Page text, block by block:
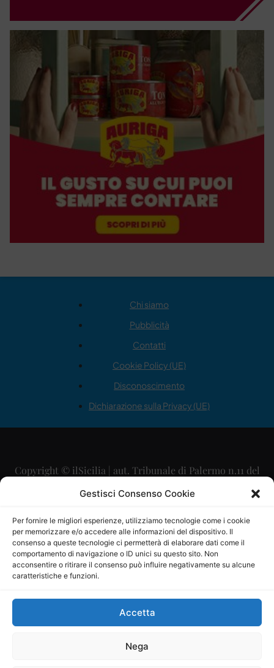
Gestisci Consenso Cookie
Per fornire le migliori esperienze, utilizziamo tecnologie come i cookie
per memorizzare e/o accedere alle informazioni del dispositivo. Il
consenso a queste tecnologie ci permetterà di elaborare dati come il
comportamento di navigazione o ID unici su questo sito. Non
acconsentire o ritirare il consenso può influire negativamente su alcune
caratteristiche e funzioni.
Accetta
Nega
Chi siamo
Pubblicità
Contatti
Cookie Policy (UE)
Disconoscimento
Dichiarazione sulla Privacy (UE)
Copyright © ilSicilia | aut. Tribunale di Palermo n.11 del
29/09/2015
Direttore Editoriale: Maurizio Scaglione
Direttore Responsabile: Maria Calabrese
P.IVA: 06334930820
Mercurio Comunicazione Società Cooperativa a r.l. è
iscritta al Registro degli Operatori di Comunicazione al